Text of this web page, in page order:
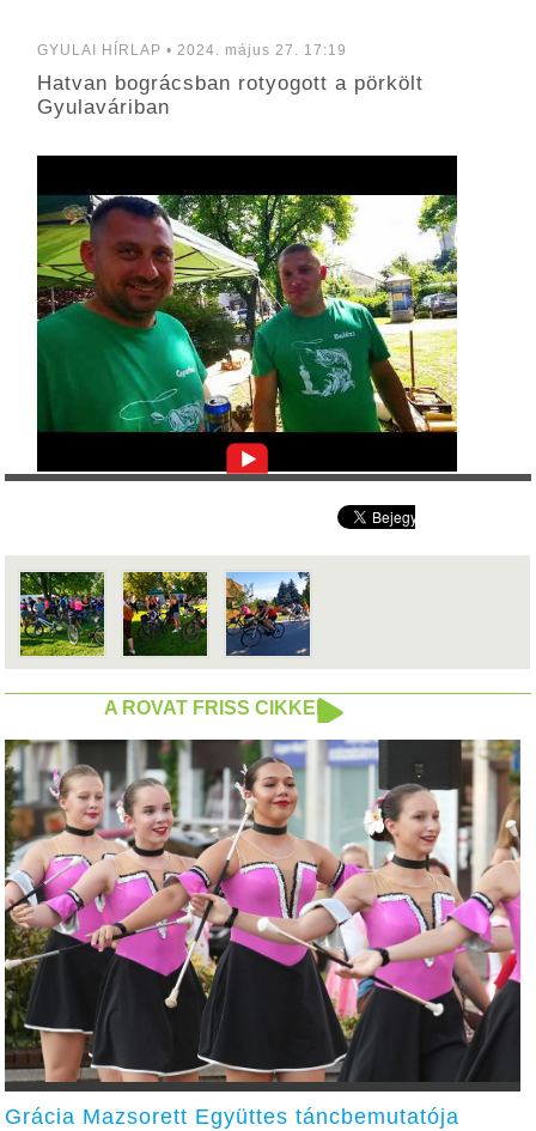
GYULAI HÍRLAP • 2024. május 27. 17:19
Hatvan bográcsban rotyogott a pörkölt
Gyulaváriban
A ROVAT FRISS CIKKEI
Grácia Mazsorett Együttes táncbemutatója